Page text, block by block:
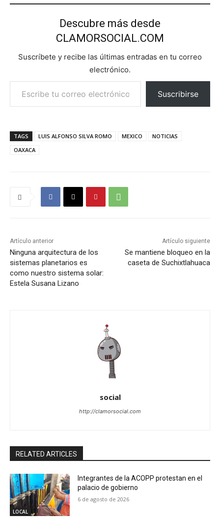
Descubre más desde
CLAMORSOCIAL.COM
Suscríbete y recibe las últimas entradas en tu correo
electrónico.
Escribe tu correo electrónico…
Suscribirse
TAGS LUIS ALFONSO SILVA ROMO MEXICO
NOTICIAS
OAXACA
Artículo anterior
Ninguna arquitectura de los
sistemas planetarios es
como nuestro sistema solar:
Estela Susana Lizano
Artículo siguiente
Se mantiene bloqueo en la
caseta de Suchixtlahuaca
social
http://clamorsocial.com
RELATED ARTICLES
LOCAL
Integrantes de la ACOPP protestan en el
palacio de gobierno
6 de agosto de 2026